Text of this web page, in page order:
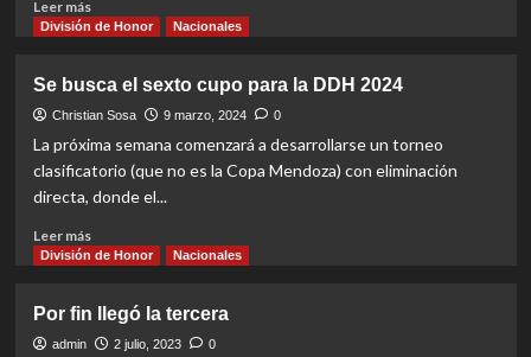
Leer más
more
clasificados
y
una
sorpresa
División de Honor Nacionales
Se busca el sexto cupo para la DDH 2024
Christian Sosa 9 marzo, 2024 0
La próxima semana comenzará a desarrollarse un torneo
clasificatorio (que no es la Copa Mendoza) con eliminación
directa, donde el...
Leer másRead
more
busca
el
División de Honor Nacionales
Por fin llegó la tercera
admin 2 julio, 2023 0